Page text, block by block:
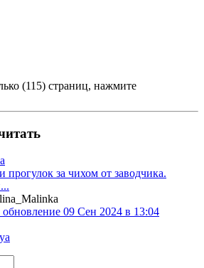
(115) страниц, нажмите
прогулок за чихом от заводчика.
09 Сен 2024 в 13:04